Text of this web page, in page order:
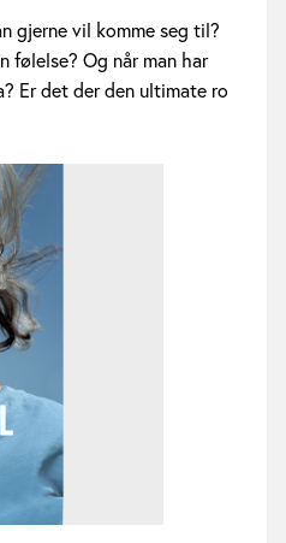
gjerne vil komme seg til?
følelse? Og når man har
Er det der den ultimate ro